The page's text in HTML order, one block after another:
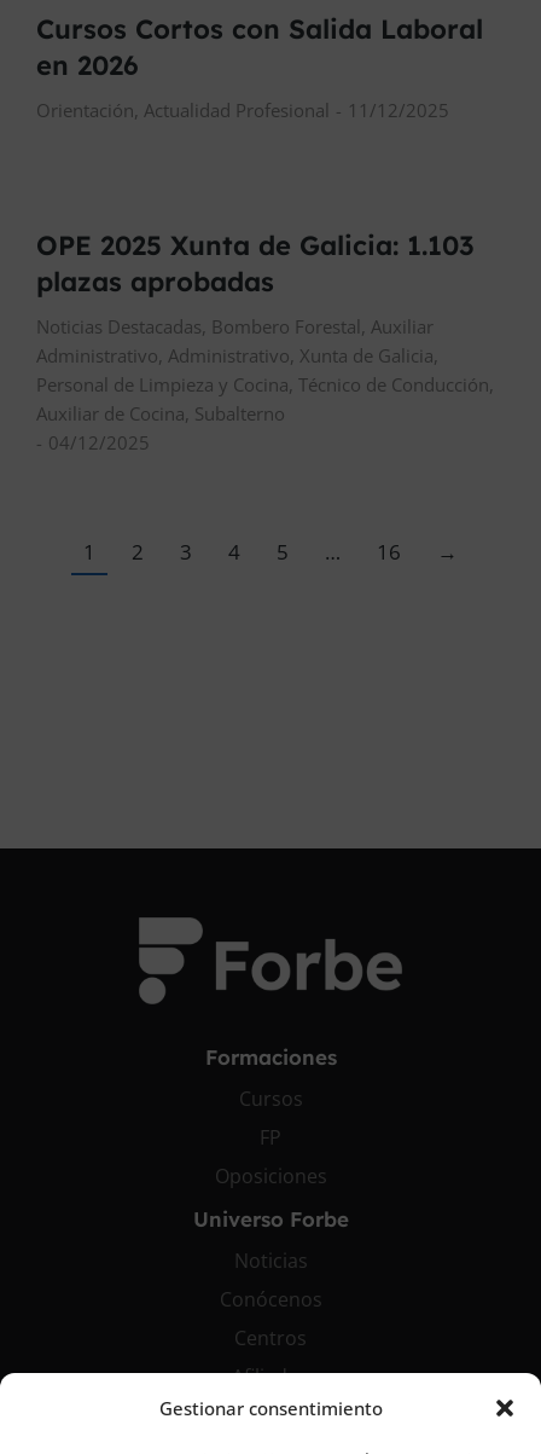
Gestionar consentimiento
Cursos Cortos con Salida Laboral
en 2026
Orientación, Actualidad Profesional 11/12/2025
OPE 2025 Xunta de Galicia: 1.103
plazas aprobadas
Noticias Destacadas, Bombero Forestal, Auxiliar
Administrativo, Administrativo, Xunta de Galicia,
Personal de Limpieza y Cocina, Técnico de Conducción,
Auxiliar de Cocina, Subalterno
04/12/2025
1 2 3 4 5 … 16 →
Formaciones
Cursos
FP
Oposiciones
Universo Forbe
Noticias
Conócenos
Centros
Afiliados
Contáctanos